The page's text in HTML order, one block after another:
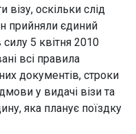
оскільки слід
прийняли єдиний
5 квітня 2010
всі правила
документів, строки
у видачі візи та
яка планує поїздку